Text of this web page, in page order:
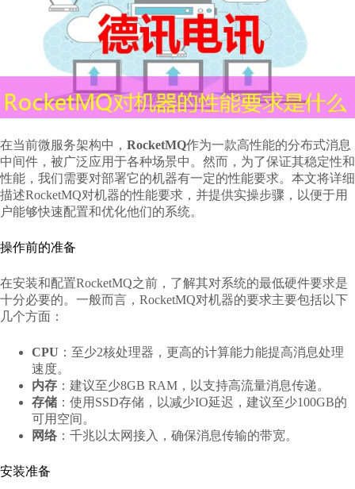
在当前微服务架构中， RocketMQ作为一款高性能的分布式消息
中间件，被广泛应用于各种场景中。然而，为了保证其稳定性和
性能，我们需要对部署它的机器有一定的性能要求。本文将详细
描述RocketMQ对机器的性能要求，并提供实操步骤，以便于用
户能够快速配置和优化他们的系统。
操作前的准备
在安装和配置RocketMQ之前，了解其对系统的最低硬件要求是
十分必要的。一般而言，RocketMQ对机器的要求主要包括以下
几个方面：
CPU ：至少2核处理器，更高的计算能力能提高消息处理
速度。
内存 ：建议至少8GB RAM，以支持高流量消息传递。
存储 ：使用SSD存储，以减少IO延迟，建议至少100GB的
可用空间。
网络：千兆以太网接入，确保消息传输的带宽。
安装准备